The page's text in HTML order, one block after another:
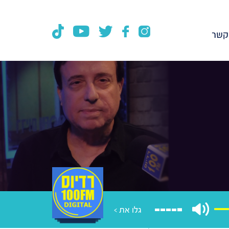
קשר
גלו את >